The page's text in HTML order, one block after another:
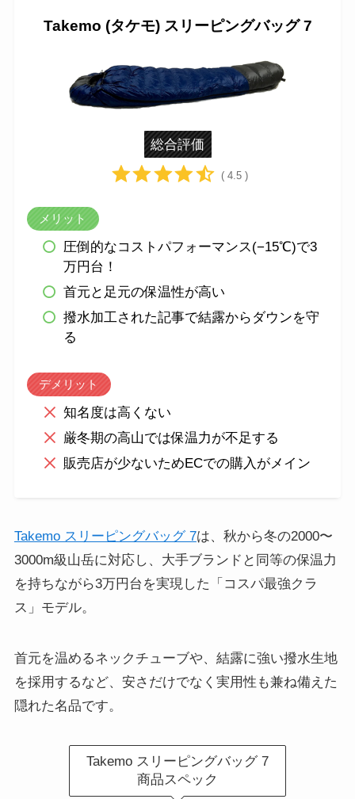
Takemo (タケモ) スリーピングバッグ 7
総合評価
( 4.5 )
メリット
圧倒的なコストパフォーマンス(−15℃)で3
万円台！
首元と足元の保温性が高い
撥水加工された記事で結露からダウンを守
る
デメリット
知名度は高くない
厳冬期の高山では保温力が不足する
販売店が少ないためECでの購入がメイン
Takemo スリーピングバッグ 7は、秋から冬の2000〜
3000m級山岳に対応し、大手ブランドと同等の保温力
を持ちながら3万円台を実現した「コスパ最強クラ
ス」モデル。
首元を温めるネックチューブや、結露に強い撥水生地
を採用するなど、安さだけでなく実用性も兼ね備えた
隠れた名品です。
Takemo スリーピングバッグ 7
商品スペック